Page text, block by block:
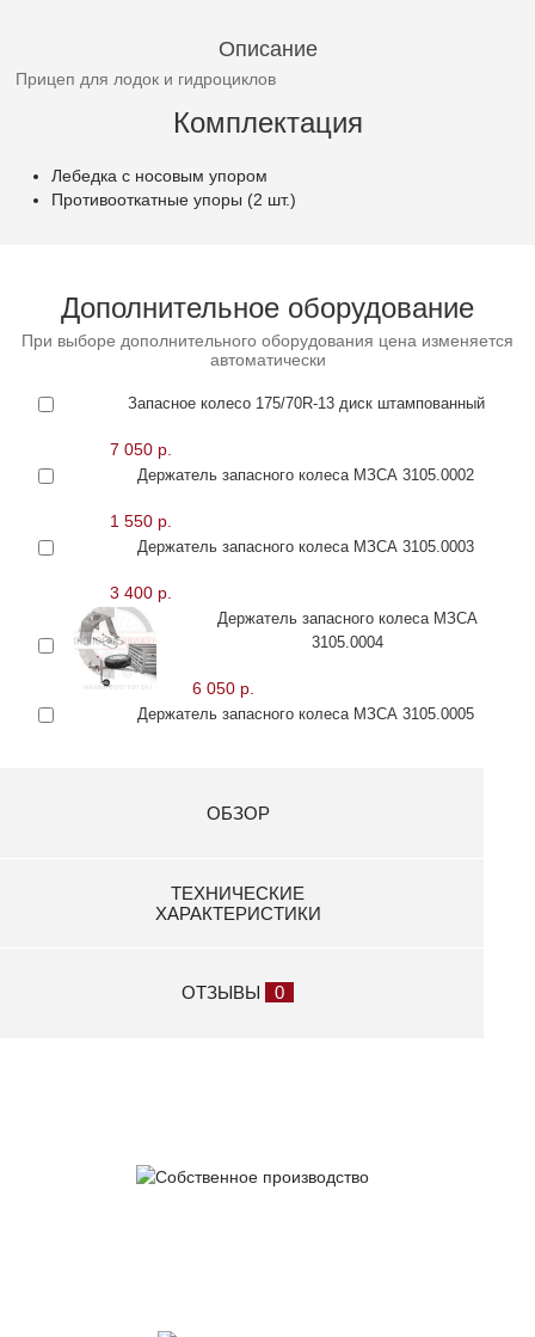
Описание
Прицеп для лодок и гидроциклов
Комплектация
Лебедка с носовым упором
Противооткатные упоры (2 шт.)
Дополнительное оборудование
При выборе дополнительного оборудования цена изменяется
автоматически
Запасное колесо 175/70R-13 диск штампованный
7 050 р.
Держатель запасного колеса МЗСА 3105.0002
1 550 р.
Держатель запасного колеса МЗСА 3105.0003
3 400 р.
Держатель запасного колеса МЗСА
3105.0004
6 050 р.
Держатель запасного колеса МЗСА 3105.0005
3 300 р.
Колесо опорное 300.60 МЗСА 2720.0004
1 400 р.
ОБЗОР
ТЕХНИЧЕСКИЕ
ХАРАКТЕРИСТИКИ
ОТЗЫВЫ 0